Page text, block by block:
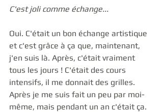
C'est joli comme échange...
Oui. C'était un bon échange artistique
et c'est grâce à ça que, maintenant,
j'en suis là. Après, c'était vraiment
tous les jours ! C'était des cours
intensifs, il me donnait des grilles.
Après je me suis fait un peu par moi-
même, mais pendant un an c'était ça.